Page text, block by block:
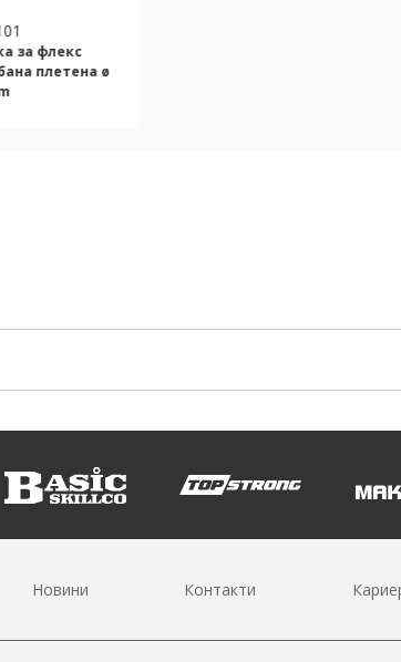
за флекс
плетена ø
Новини Контакти